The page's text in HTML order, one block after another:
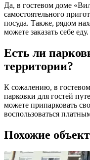
Да, в гостевом доме
самостоятельного
посуда. Также, рядом
можете заказать себе еду.
Есть ли
территории?
К сожалению, в
парковки для гостей
можете припарковать
воспользоваться
Похожие